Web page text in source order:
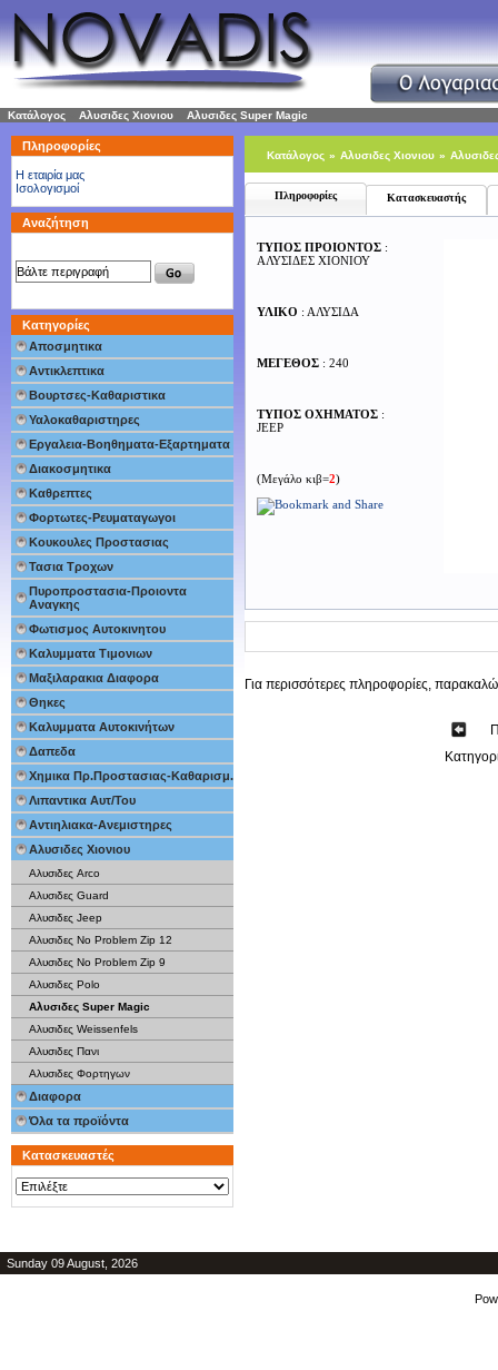
Κατάλογος Αλυσιδες Χιονιου Αλυσιδες Super Magic
Πληροφορίες
H εταιρία μας
Ισολογισμοί
Αναζήτηση
Κατηγορίες
Αποσμητικα
Αντικλεπτικα
Βουρτσες-Καθαριστικα
Υαλοκαθαριστηρες
Εργαλεια-Βοηθηματα-Εξαρτηματα
Διακοσμητικα
Καθρεπτες
Φορτωτες-Ρευματαγωγοι
Κουκουλες Προστασιας
Τασια Τροχων
Πυροπροστασια-Προιοντα
Αναγκης
Φωτισμος Αυτοκινητου
Καλυμματα Τιμονιων
Μαξιλαρακια Διαφορα
Θηκες
Καλυμματα Αυτοκινήτων
Δαπεδα
Χημικα Πρ.Προστασιας-Καθαρισμ.
Λιπαντικα Αυτ/Του
Αντιηλιακα-Ανεμιστηρες
Αλυσιδες Χιονιου
Αλυσιδες Arco
Αλυσιδες Guard
Αλυσιδες Jeep
Αλυσιδες No Problem Zip 12
Αλυσιδες No Problem Zip 9
Αλυσιδες Polo
Αλυσιδες Super Magic
Αλυσιδες Weissenfels
Αλυσιδες Πανι
Αλυσιδες Φορτηγων
Διαφορα
Όλα τα προϊόντα
Κατασκευαστές
Κατάλογος » Αλυσιδες Χιονιου »
Πληροφορίες Κατασκευαστής
ΤΥΠΟΣ ΠΡΟΙΟΝΤΟΣ :
ΑΛΥΣΙΔΕΣ ΧΙΟΝΙΟΥ
ΥΛΙΚΟ : ΑΛΥΣΙΔΑ
ΜΕΓΕΘΟΣ : 240
ΤΥΠΟΣ ΟΧΗΜΑΤΟΣ :
JEEP
(Μεγάλο κιβ=2)
Για περισσότερες πληροφορίες, παρακαλώ
Sunday 09 August, 2026